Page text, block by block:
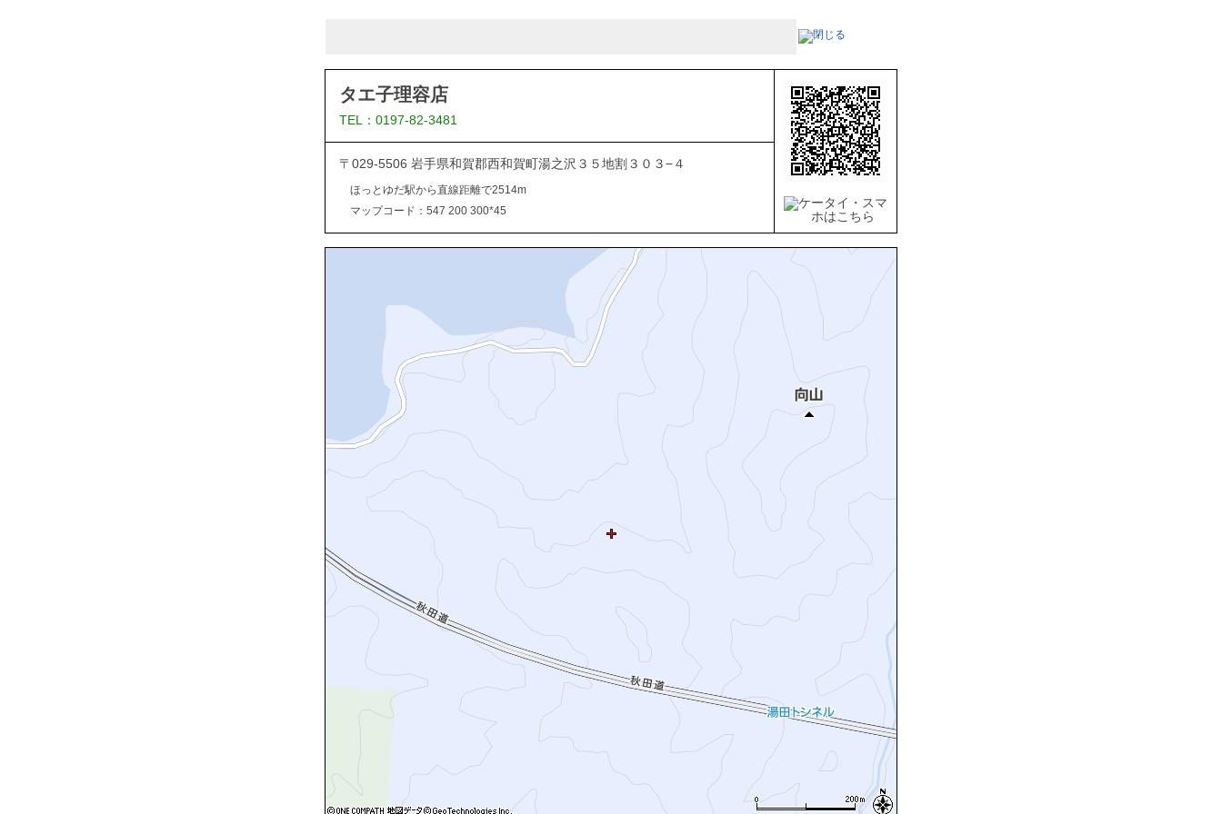
タエ子理容店
TEL：0197-82-3481
〒029-5506 岩手県和賀郡西和賀町湯之沢３５地割３０３−４
ほっとゆだ駅から直線距離で2514m
マップコード：547 200 300*45